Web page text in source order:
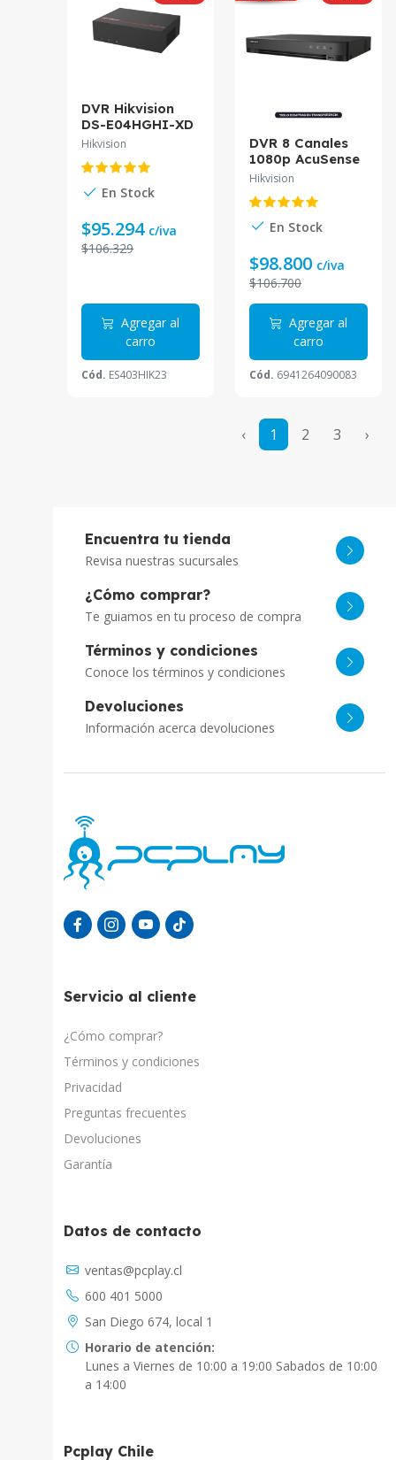
DVR Hikvision
DS-E04HGHI-XD
4CH 1080p Lite
512GB
Hikvision
En Stock
$95.294 c/iva
$106.329
Agregar al
carro
Cód. ES403HIK23
DVR 8 Canales
1080p AcuSense
iDS-7208HQHI-
Hikvision
En Stock
$98.800 c/iva
$106.700
Agregar al
carro
Cód. 6941264090083
‹ 1 2 3 ›
Encuentra tu tienda
Revisa nuestras sucursales
¿Cómo comprar?
Te guiamos en tu proceso de compra
Términos y condiciones
Conoce los términos y condiciones
Devoluciones
Información acerca devoluciones
Servicio al cliente
¿Cómo comprar?
Términos y condiciones
Privacidad
Preguntas frecuentes
Devoluciones
Garantía
Datos de contacto
ventas@pcplay.cl
600 401 5000
San Diego 674, local 1
Horario de atención:
Lunes a Viernes de 10:00 a 19:00 Sabados de 10:00
a 14:00
Pcplay Chile
Chat con IA
PcPlay Santiago / Web
Hola soy Freddy, en que puedo ayudarte...
PcPlay Santiago / Tienda